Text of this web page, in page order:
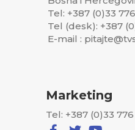
Tel: +387 (0)33
Tel (desk): +387
E-mail :
Marketing
Tel: +387 (0)33 776